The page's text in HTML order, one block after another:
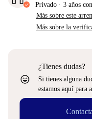
Privado · 3 años
Más sobre este
Más sobre la
sentiment_very_satisfied
¿Tienes dudas?
Si tienes alguna
estamos aquí para